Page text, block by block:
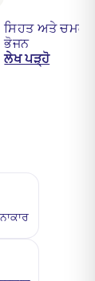
ਸਿਹਤ ਅਤੇ
ਭੋਜਨ
ਲੇਖ ਪੜ੍ਹੋ